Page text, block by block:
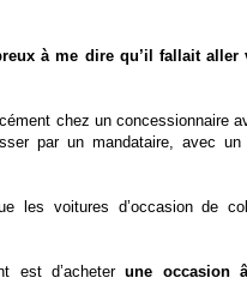
à me dire qu’il fallait aller
chez un concessionnaire
par un mandataire, avec
les voitures d’occasion de
est d’acheterune occasion